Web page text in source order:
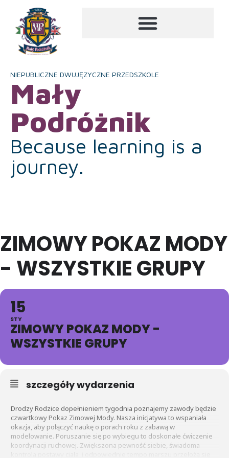
NIEPUBLICZNE DWUJĘZYCZNE PRZEDSZKOLE
Mały
Podróżnik
Because learning is a
journey.
ZIMOWY POKAZ MODY
- WSZYSTKIE GRUPY
15
STY
ZIMOWY POKAZ MODY -
WSZYSTKIE GRUPY
szczegóły wydarzenia
Drodzy Rodzice dopełnieniem tygodnia poznajemy zawody będzie
czwartkowy Pokaz Zimowej Mody. Nasza inicjatywa to wspaniała
okazja, aby połączyć naukę o porach roku z zabawą w
modelowanie. Poruszanie się po wybiegu to doskonałe ćwiczenie
koordynacji ruchowej. Zwiększona pewność siebie, świadoma